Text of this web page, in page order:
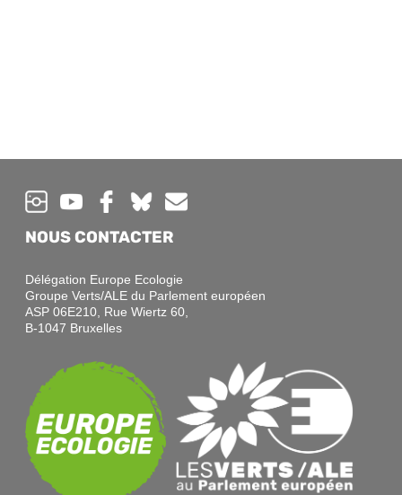
NOUS CONTACTER
Délégation Europe Ecologie
Groupe Verts/ALE du Parlement européen
ASP 06E210, Rue Wiertz 60,
B-1047 Bruxelles